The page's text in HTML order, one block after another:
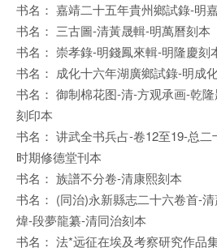
书名： 嘉靖二十五年貴州鄉試錄-明
书名： 三古圖-清黃晟輯-明萬曆刻本
书名： 崇孝錄-明錢鳳來輯-明隆慶刻
书名： 成化十六年湖廣鄉試錄-明成
书名： 御制棉花图-清-方观承画-乾
刻印本
书名： 讲武全书兵占-卷12至19-总
时期修德堂刊本
书名： 族譜不分卷-清康熙刻本
书名： (同治)永新縣志二十六卷首-
煒-段夢龍纂-清同治刻本
书名： 法*远征在埃及考察研究作品